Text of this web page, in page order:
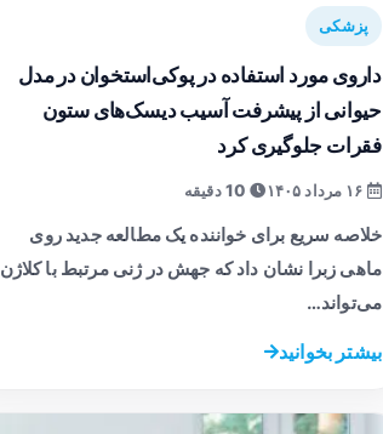
پزشکی
داروی مورد استفاده در پوکی‌استخوان در مدل
حیوانی از پیشرفت آسیب دیسک‌های ستون
فقرات جلوگیری کرد
10 دقیقه
خلاصه سریع برای خواننده یک مطالعه جدید روی
ماهی زبرا نشان داد که جهش در ژنی مرتبط با کلاژن
می‌تواند…
بیشتر بخوانید